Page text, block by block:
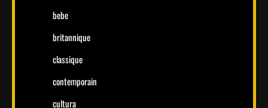
bebe
britannique
classique
contemporain
cultura